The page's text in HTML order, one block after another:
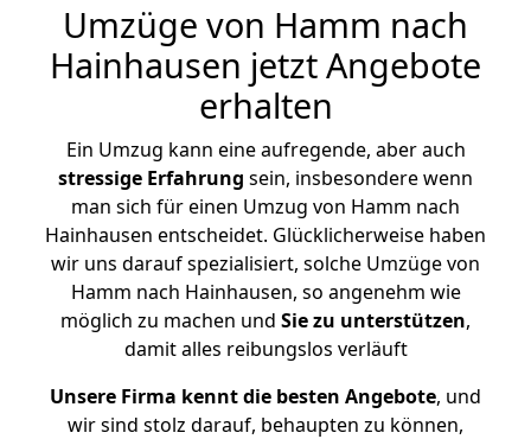
Umzüge von Hamm nach
Hainhausen jetzt Angebote
erhalten
Ein Umzug kann eine aufregende, aber auch
stressige Erfahrung sein, insbesondere wenn
man sich für einen Umzug von Hamm nach
Hainhausen entscheidet. Glücklicherweise haben
wir uns darauf spezialisiert, solche Umzüge von
Hamm nach Hainhausen, so angenehm wie
möglich zu machen und Sie zu unterstützen,
damit alles reibungslos verläuft
Unsere Firma kennt die besten Angebote, und
wir sind stolz darauf, behaupten zu können,